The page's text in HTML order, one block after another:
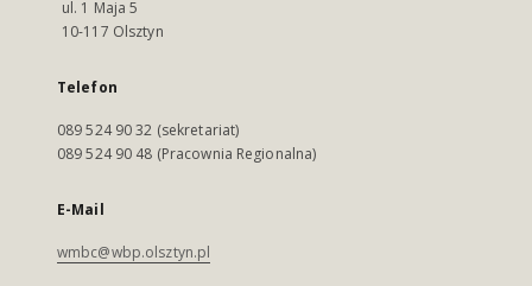
ul. 1 Maja 5
10-117 Olsztyn
Telefon
089 524 90 32 (sekretariat)
089 524 90 48 (Pracownia Regionalna)
E-Mail
wmbc@wbp.olsztyn.pl